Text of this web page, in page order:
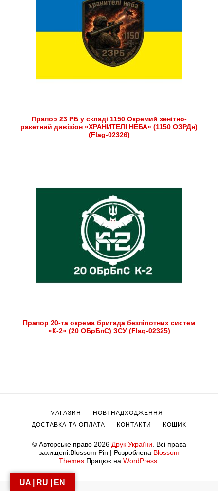
Прапор 23 РБ у складі 1150 Окремий зенітно-
ракетний дивізіон «ХРАНИТЕЛІ НЕБА» (1150 ОЗРДн)
(Flag-02326)
Прапор 20-та окрема бригада безпілотних систем
«К-2» (20 ОБрБпС) ЗСУ (Flag-02325)
© Авторське право 2026 Друк України . Всі права
захищені. Blossom Pin | Розроблена Blossom
Themes .Працює на WordPress
МАГАЗИН
НОВІ НАДХОДЖЕННЯ
ДОСТАВКА ТА ОПЛАТА
КОНТАКТИ КОШИК
UA | RU | EN